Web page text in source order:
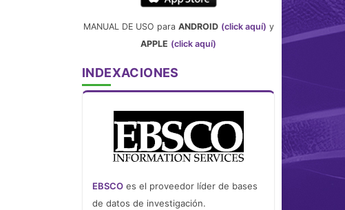
MANUAL DE USO para ANDROID (click aquí) y
APPLE (click aquí)
INDEXACIONES
EBSCO es el proveedor líder de bases
de datos de investigación.